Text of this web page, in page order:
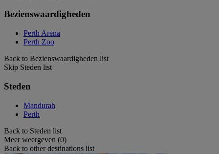
Bezienswaardigheden
Perth Arena
Perth Zoo
Back to Bezienswaardigheden list
Skip Steden list
Steden
Mandurah
Perth
Back to Steden list
Meer weergeven (0)
Back to other destinations list